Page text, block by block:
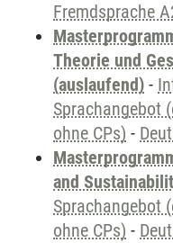
Fremdsprache
Theorie und
(auslaufend) -
Sprachangebot
ohne CPs) -
and
Sprachangebot
ohne CPs) -